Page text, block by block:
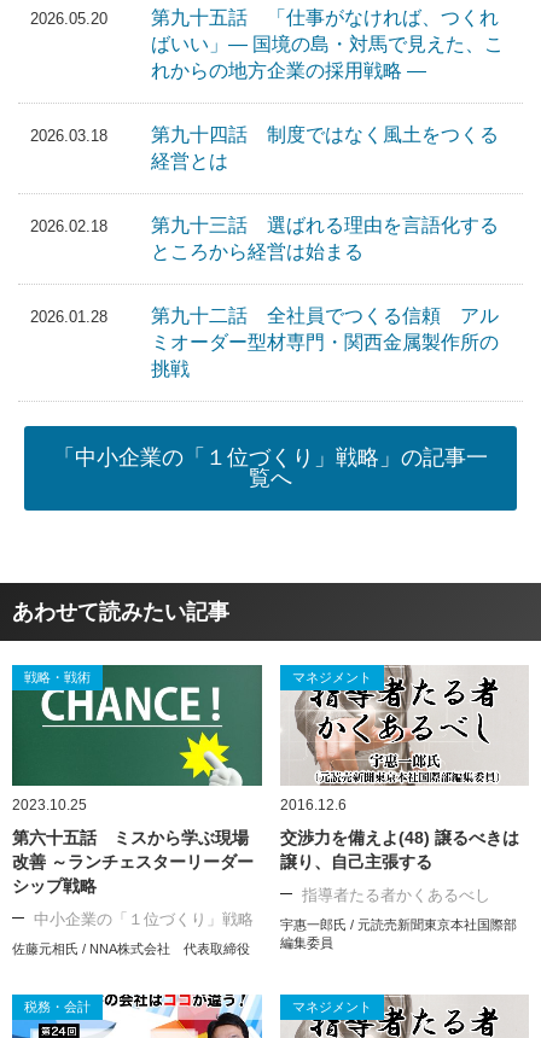
2026.05.20
第九十五話 「仕事がなければ、つくれ
ばいい」― 国境の島・対馬で見えた、こ
れからの地方企業の採用戦略 ―
2026.03.18
第九十四話 制度ではなく風土をつくる
経営とは
2026.02.18
第九十三話 選ばれる理由を言語化する
ところから経営は始まる
2026.01.28
第九十二話 全社員でつくる信頼 アル
ミオーダー型材専門・関西金属製作所の
挑戦
「中小企業の「１位づくり」戦略」の記事一
覧へ
あわせて読みたい記事
戦略・戦術
2023.10.25
第六十五話 ミスから学ぶ現場
改善 ～ランチェスターリーダー
シップ戦略
中小企業の「１位づくり」戦略
佐藤元相氏 / NNA株式会社 代表取締役
マネジメント
2016.12.6
交渉力を備えよ(48) 譲るべきは
譲り、自己主張する
指導者たる者かくあるべし
宇惠一郎氏 / 元読売新聞東京本社国際部
編集委員
税務・会計 マネジメント